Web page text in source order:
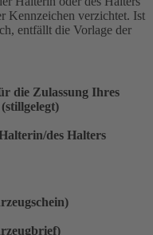
Kennzeichen verzichtet. Ist
entfällt die Vorlage der
die Zulassung Ihres
des Halters